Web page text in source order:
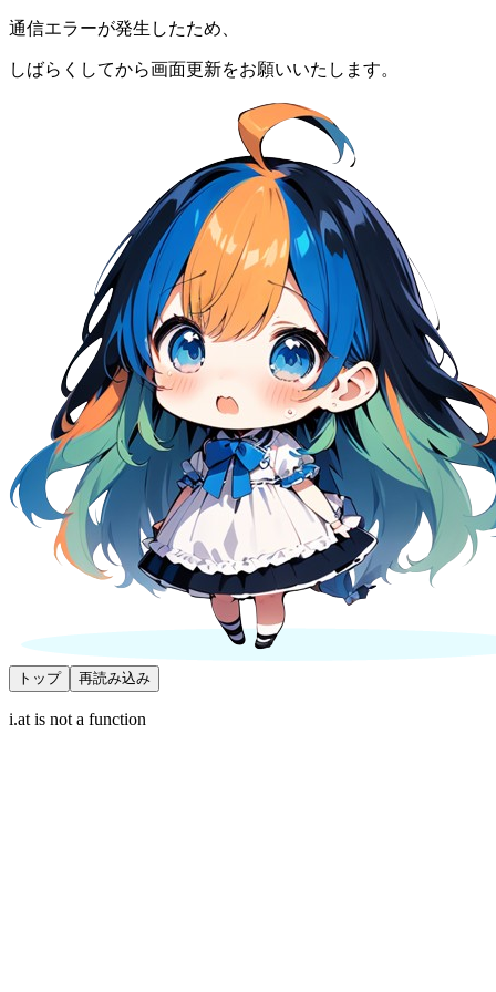
通信エラーが発生したため、
しばらくしてから画面更新をお願いいたします。
トップ 再読み込み
i.at is not a function